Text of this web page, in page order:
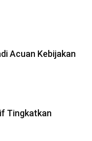
Acuan Kebijakan
Tingkatkan